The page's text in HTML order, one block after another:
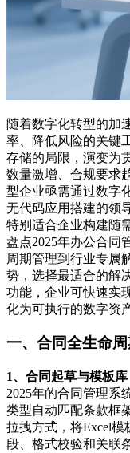
随着数字化转型的加
率、降低风险的关键
存储的局限，演变为
数量激增、合规要求
型企业亟需通过数字
无代码应用搭建的领
特别适合企业构建随
盘点2025年办公合同
周期管理到行业专属
势，选择最适合的解
功能，企业可快速实
化为可执行的数字资
一、合同全生命
1、合同起草与模板库
2025年的合同管理系
类型自动匹配条款框
拉拽方式，将Excel
段、格式校验和关联